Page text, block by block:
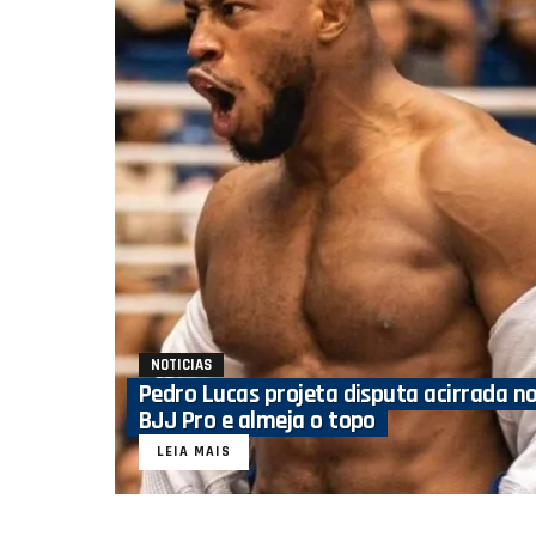
NOTICIAS
Pedro Lucas projeta disputa acirrada
BJJ Pro e almeja o topo
LEIA MAIS